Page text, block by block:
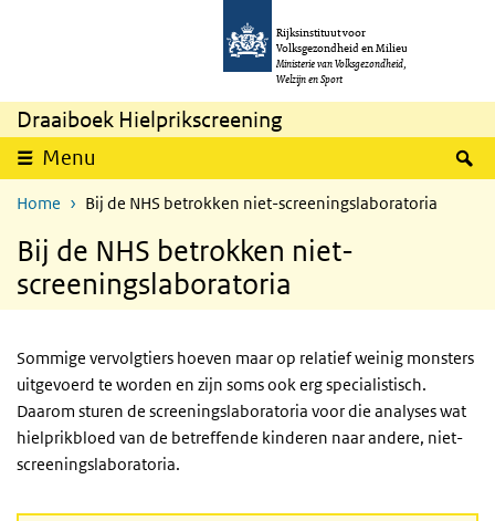
Overslaan en naar de inhoud gaan
Rijksinstituut voor
Volksgezondheid en Milieu
Ministerie van Volksgezondheid,
Welzijn en Sport
Draaiboek Hielprikscreening
Menu
Home Bij de NHS betrokken niet-screeningslaboratoria
Bij de NHS betrokken niet-
screeningslaboratoria
Sommige vervolgtiers hoeven maar op relatief weinig monsters
uitgevoerd te worden en zijn soms ook erg specialistisch.
Daarom sturen de screeningslaboratoria voor die analyses wat
hielprikbloed van de betreffende kinderen naar andere, niet-
screeningslaboratoria.